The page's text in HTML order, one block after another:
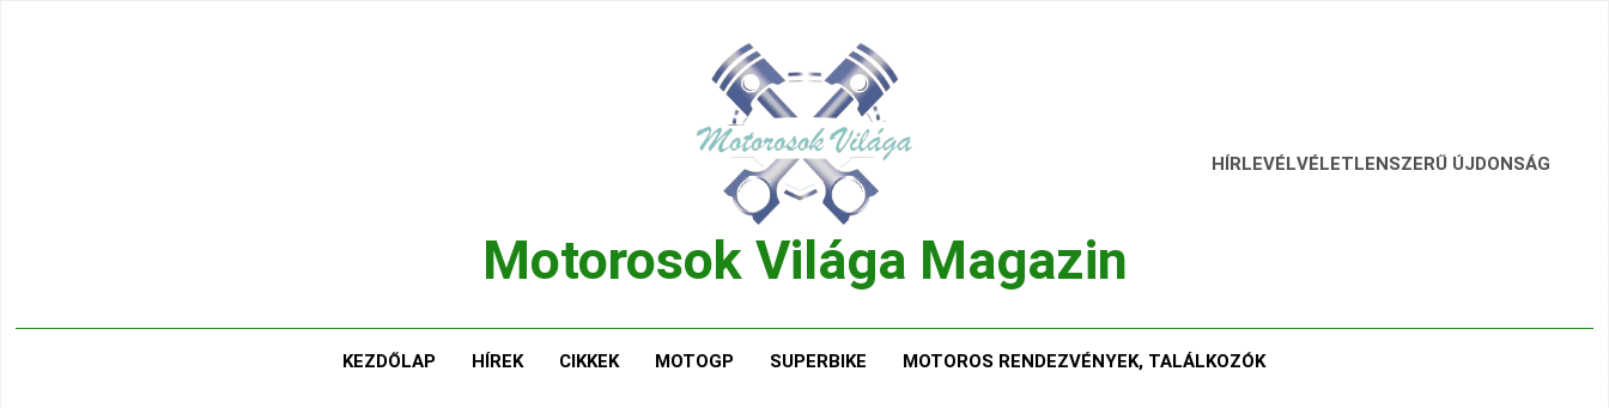
Motorosok Világa Magazin
HÍRLEVÉLVÉLETLENSZERŰ ÚJDONSÁG
KEZDŐLAP HÍREK CIKKEK MOTOGP SUPERBIKE MOTOROS RENDEZVÉNYEK, TALÁLKOZÓK